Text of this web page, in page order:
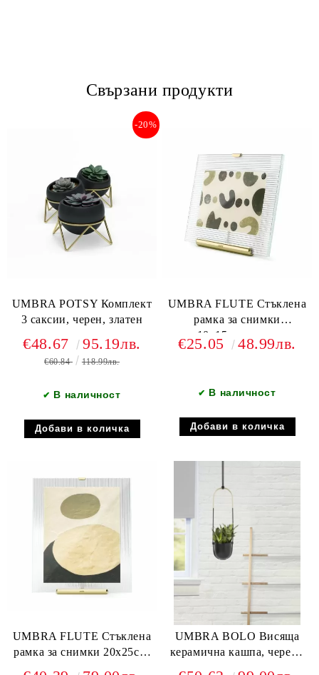
Свързани продукти
UMBRA POTSY Комплект
3 саксии, черен, златен
-20%
€48.67 95.19лв.
€60.84 118.99лв.
✔ В наличност
UMBRA FLUTE Стъклена
рамка за снимки
10х15см.златен
€25.05 48.99лв.
✔ В наличност
UMBRA FLUTE Стъклена
рамка за снимки 20х25см.
UMBRA BOLO Висяща
керамична кашпа, черен /